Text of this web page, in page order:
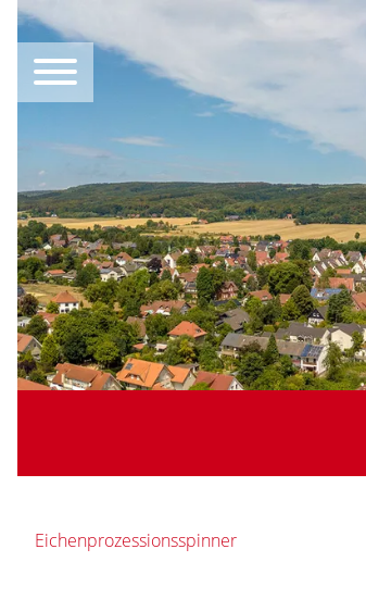
Eichenprozessionsspinner